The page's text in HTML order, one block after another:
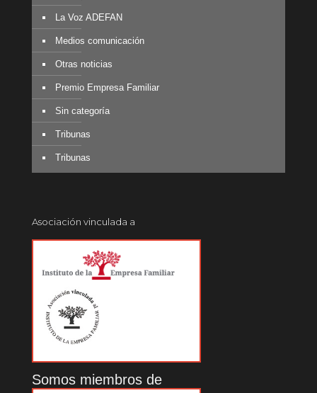
La Voz ADEFAN
Medios comunicación
Otras noticias
Premio Empresa Familiar
Sin categoría
Tribunas
Tribunas
Asociación vinculada a
Somos miembros de